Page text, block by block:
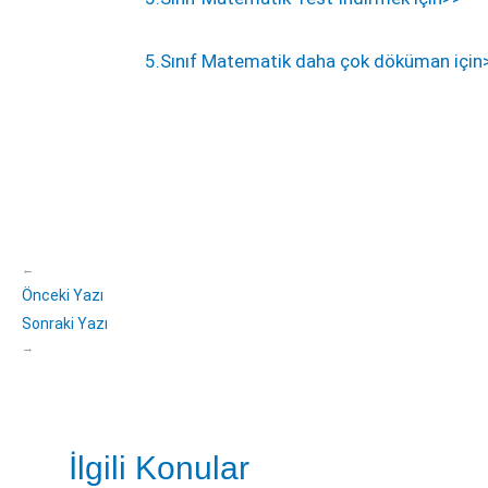
5.Sınıf Matematik daha çok döküman
←
Önceki Yazı
Sonraki Yazı
→
İlgili Konular